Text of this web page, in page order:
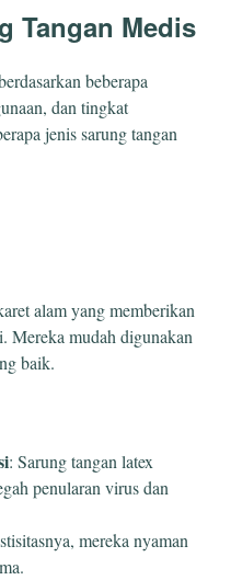
Tangan Medis
beberapa
dan tingkat
jenis sarung tangan
alam yang memberikan
Mereka mudah digunakan
baik.
: Sarung tangan latex
penularan virus dan
mereka nyaman